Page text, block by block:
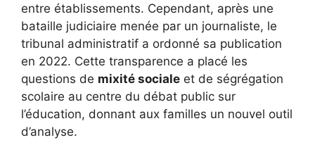
entre établissements. Cependant, après une
bataille judiciaire menée par un journaliste, le
tribunal administratif a ordonné sa publication
en 2022. Cette transparence a placé les
questions de mixité sociale et de ségrégation
scolaire au centre du débat public sur
l’éducation, donnant aux familles un nouvel outil
d’analyse.